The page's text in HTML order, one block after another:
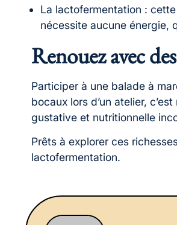
La lactofermentation :
nécessite aucune énergie,
Renouez avec
Participer à une balade à
bocaux lors d’un atelier,
gustative et nutritionnelle
Prêts à explorer ces
lactofermentation.